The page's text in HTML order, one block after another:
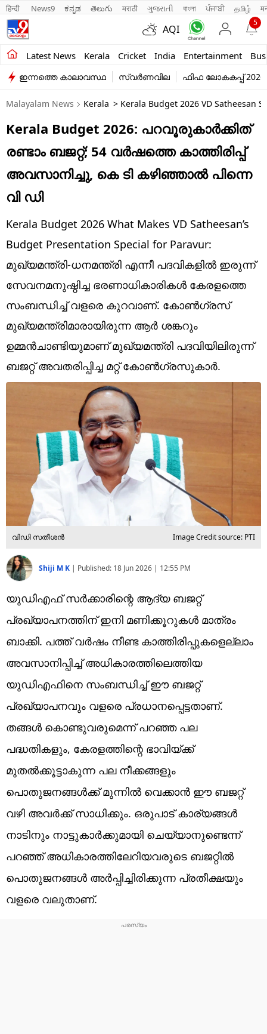
हिन्दी News9 ಕನ್ನಡ తెలుగు मराठी ગુજરાતી বাংলা ਪੰਜਾਬੀ தமிழ்
AQI
5
Latest News Kerala Cricket India Entertainment
Kerala
India
Entertainment
Business
Education
Sports
Lifestyle
world
Technology
Web Story
Photo
Short Videos
ഇന്നത്തെ കാലാവസ്ഥ സ്വർണവില ഫിഫ ലോകകപ്പ് 2026
Malayalam News Kerala > Kerala Budget 2026 VD Satheesan
Kerala Budget 2026: പറവൂരുകാര്‍ക്കിത്
രണ്ടാം ബജറ്റ്; 54 വര്‍ഷത്തെ കാത്തിരിപ്പ്
അവസാനിച്ചു, കെ ടി കഴിഞ്ഞാല്‍ പിന്നെ
വി ഡി
Kerala Budget 2026 What Makes VD Satheesan’s
Budget Presentation Special for Paravur:
മുഖ്യമന്ത്രി-ധനമന്ത്രി എന്നീ പദവികളില്‍ ഇരുന്ന്
സേവനമനുഷ്ഠിച്ച ഭരണാധികാരികള്‍ കേരളത്തെ
സംബന്ധിച്ച് വളരെ കുറവാണ്. കോണ്‍ഗ്രസ്
മുഖ്യമന്ത്രിമാരായിരുന്ന ആര്‍ ശങ്കറും
ഉമ്മന്‍ചാണ്ടിയുമാണ് മുഖ്യമന്ത്രി പദവിയിലിരുന്ന്
ബജറ്റ് അവതരിപ്പിച്ച മറ്റ് കോണ്‍ഗ്രസുകാര്‍.
വിഡി സതീശന്‍ Image Credit source: PTI
Shiji M K | Published: 18 Jun 2026 | 12:55 PM
യുഡിഎഫ് സര്‍ക്കാരിന്റെ ആദ്യ ബജറ്റ്
പ്രഖ്യാപനത്തിന് ഇനി മണിക്കൂറുകള്‍ മാത്രം
ബാക്കി. പത്ത് വര്‍ഷം നീണ്ട കാത്തിരിപ്പുകളെല്ലാം
അവസാനിപ്പിച്ച് അധികാരത്തിലെത്തിയ
യുഡിഎഫിനെ സംബന്ധിച്ച് ഈ ബജറ്റ്
പ്രഖ്യാപനവും വളരെ പ്രധാനപ്പെട്ടതാണ്.
തങ്ങള്‍ കൊണ്ടുവരുമെന്ന് പറഞ്ഞ പല
പദ്ധതികളും, കേരളത്തിന്റെ ഭാവിയ്ക്ക്
മുതല്‍ക്കൂട്ടാകുന്ന പല നീക്കങ്ങളും
പൊതുജനങ്ങള്‍ക്ക് മുന്നില്‍ വെക്കാന്‍ ഈ ബജറ്റ്
വഴി അവര്‍ക്ക് സാധിക്കും. ഒരുപാട് കാര്യങ്ങള്‍
നാടിനും നാട്ടുകാര്‍ക്കുമായി ചെയ്യാനുണ്ടെന്ന്
പറഞ്ഞ് അധികാരത്തിലേറിയവരുടെ ബജറ്റില്‍
പൊതുജനങ്ങള്‍ അര്‍പ്പിച്ചിരിക്കുന്ന പ്രതീക്ഷയും
വളരെ വലുതാണ്.